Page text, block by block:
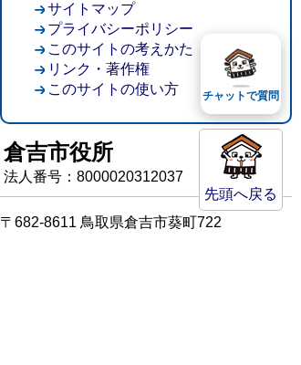
先頭へ戻る
サイトマップ
プライバシーポリシー
このサイトの考えかた
リンク・著作権
このサイトの使い方
倉吉市役所
法人番号：8000020312037
〒682-8611 鳥取県倉吉市葵町722
チャットで質問